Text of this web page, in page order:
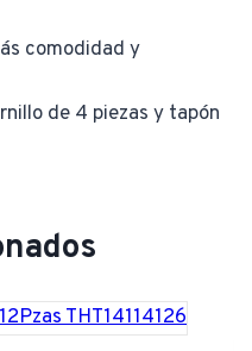
comodidad y
de 4 piezas y tapón